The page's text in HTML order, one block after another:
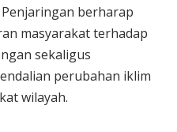
berharap
masyarakat terhadap
sekaligus
perubahan iklim
wilayah.